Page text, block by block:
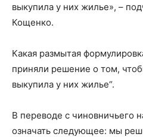
выкупила у них жилье», –
Кощенко.
Какая размытая
приняли решение о том,
выкупила у них жилье“.
В переводе с чиновничьего
означать следующее: мы